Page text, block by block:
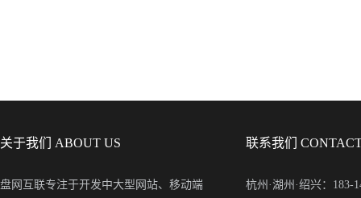
关于我们 ABOUT US
盘网互联专注于开发中大型网站、移动端
联系我们
杭州·湖州·绍兴：183-